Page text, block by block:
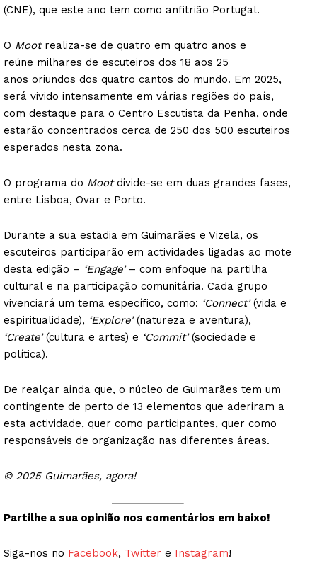
(CNE), que este ano tem como anfitrião Portugal.
O Mootrealiza-se de quatro em quatro anos e
reúne milhares de escuteiros dos 18 aos 25
anos oriundos dos quatro cantos do mundo. Em 2025,
será vivido intensamente em várias regiões do país,
com destaque para o Centro Escutista da Penha, onde
estarão concentrados cerca de 250 dos 500 escuteiros
esperados nesta zona.
O programa do Mootdivide-se em duas grandes fases,
entre Lisboa, Ovar e Porto.
Durante a sua estadia em Guimarães e Vizela, os
escuteiros participarão em actividades ligadas ao mote
desta edição – ‘Engage’– com enfoque na partilha
cultural e na participação comunitária. Cada grupo
vivenciará um tema específico, como: ‘Connect’(vida e
espiritualidade), ‘Explore’(natureza e aventura),
‘Create’(cultura e artes) e ‘Commit’(sociedade e
política).
De realçar ainda que, o núcleo de Guimarães tem um
contingente de perto de 13 elementos que aderiram a
esta actividade, quer como participantes, quer como
responsáveis de organização nas diferentes áreas.
© 2025 Guimarães, agora!
Partilhe a sua opinião nos comentários em baixo!
Siga-nos no Facebook, Twitter e Instagram!